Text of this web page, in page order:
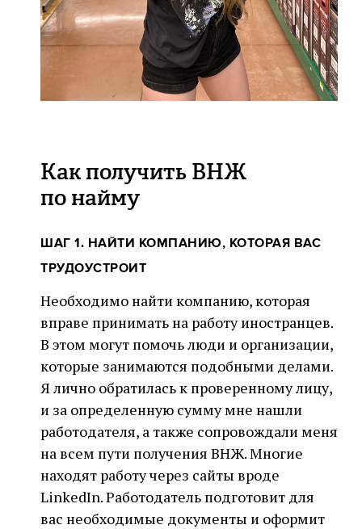
Как получить ВНЖ
по найму
ШАГ 1. НАЙТИ КОМПАНИЮ, КОТОРАЯ ВАС
ТРУДОУСТРОИТ
Необходимо найти компанию, которая
вправе принимать на работу иностранцев.
В этом могут помочь люди и организации,
которые занимаются подобными делами.
Я лично обратилась к проверенному лицу,
и за определенную сумму мне нашли
работодателя, а также сопровождали меня
на всем пути получения ВНЖ. Многие
находят работу через сайты вроде
LinkedIn. Работодатель подготовит для
вас необходимые документы и оформит